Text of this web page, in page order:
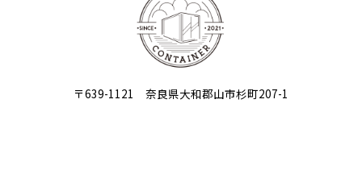
〒639-1121 奈良県大和郡山市杉町207-1